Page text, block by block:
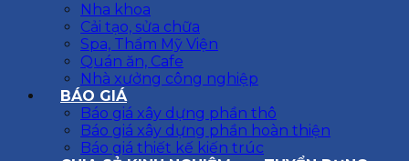
Nha khoa
Cải tạo, sửa chữa
Spa, Thẩm Mỹ Viện
Quán ăn, Cafe
Nhà xưởng công nghiệp
BÁO GIÁ
Báo giá xây dựng phần thô
Báo giá xây dựng phần hoàn thiện
Báo giá thiết kế kiến trúc